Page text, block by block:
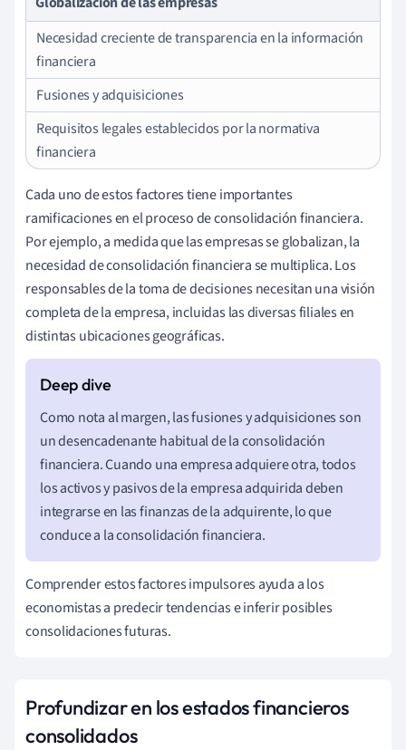
Necesidad creciente de transparencia en la información
financiera
Fusiones y adquisiciones
Requisitos legales establecidos por la normativa
financiera
Cada uno de estos factores tiene importantes
ramificaciones en el proceso de consolidación financiera.
Por ejemplo, a medida que las empresas se globalizan, la
necesidad de consolidación financiera se multiplica. Los
responsables de la toma de decisiones necesitan una visión
completa de la empresa, incluidas las diversas filiales en
distintas ubicaciones geográficas.
Como nota al margen, las fusiones y adquisiciones son
un desencadenante habitual de la consolidación
financiera. Cuando una empresa adquiere otra, todos
los activos y pasivos de la empresa adquirida deben
integrarse en las finanzas de la adquirente, lo que
conduce a la consolidación financiera.
Comprender estos factores impulsores ayuda a los
economistas a predecir tendencias e inferir posibles
consolidaciones futuras.
Profundizar en los estados financieros
consolidados